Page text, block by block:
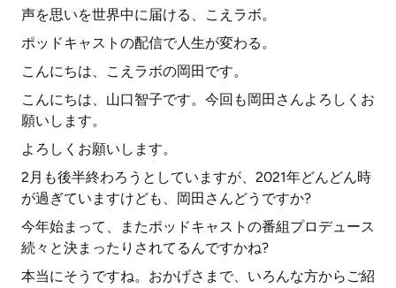
声を思いを世界中に届ける、こえラボ。
ポッドキャストの配信で人生が変わる。
こんにちは、こえラボの岡田です。
こんにちは、山口智子です。今回も岡田さんよろしくお
願いします。
よろしくお願いします。
2月も後半終わろうとしていますが、2021年どんどん時
が過ぎていますけども、岡田さんどうですか?
今年始まって、またポッドキャストの番組プロデュース
続々と決まったりされてるんですかね?
本当にそうですね。おかげさまで、いろんな方からご紹